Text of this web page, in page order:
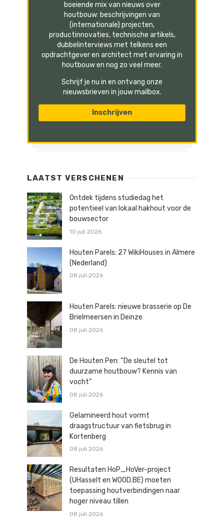
boeiende mix van nieuws over
houtbouw: beschrijvingen van
(internationale) projecten,
productinnovaties, technische artikels,
dubbelinterviews met telkens een
opdrachtgever en architect met ervaring in
houtbouw en nog zo veel meer.
Schrijf je nu in en ontvang onze
nieuwsbrieven in jouw mailbox.
LAATST VERSCHENEN
Ontdek tijdens studiedag het
potentieel van lokaal hakhout voor de
bouwsector
10 juli 2026
Houten Parels: 27 WikiHouses in Almere
(Nederland)
08 juli 2026
Houten Parels: nieuwe brasserie op De
Brielmeersen in Deinze
08 juli 2026
De Houten Pen: “De sleutel tot
duurzame houtbouw? Kennis van
vocht”
08 juli 2026
Gelamineerd hout vormt
draagstructuur van fietsbrug in
Kortenberg
08 juli 2026
Resultaten HoP_HoVer-project
(UHasselt en WOOD.BE) moeten
toepassing houtverbindingen naar
hoger niveau tillen
08 juli 2026